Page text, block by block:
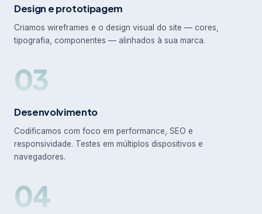
Design e prototipagem
Criamos wireframes e o design visual do site — cores,
tipografia, componentes — alinhados à sua marca.
03
Desenvolvimento
Codificamos com foco em performance, SEO e
responsividade. Testes em múltiplos dispositivos e
navegadores.
04